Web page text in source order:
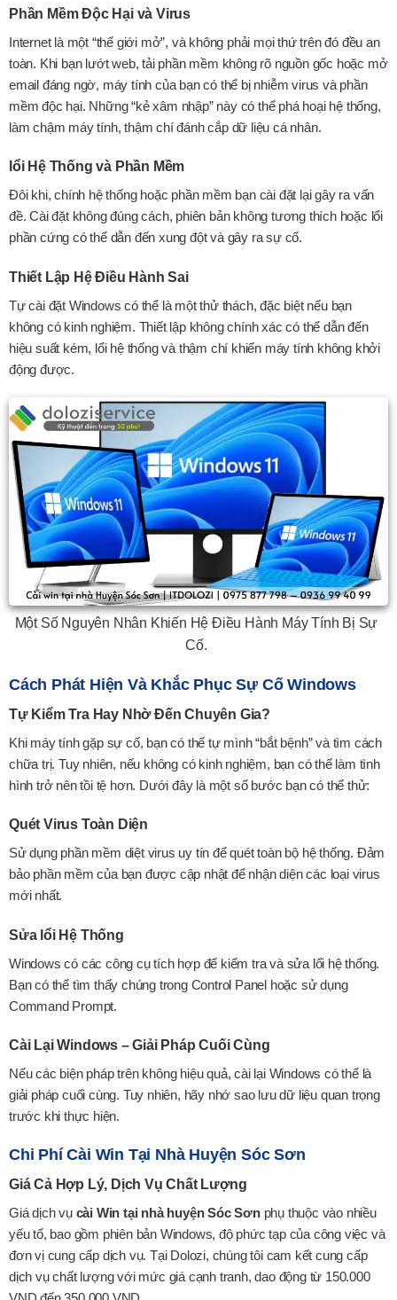
Phần Mềm Độc Hại và Virus
Internet là một “thế giới mở”, và không phải mọi thứ trên đó đều an
toàn. Khi bạn lướt web, tải phần mềm không rõ nguồn gốc hoặc mở
email đáng ngờ, máy tính của bạn có thể bị nhiễm virus và phần
mềm độc hại. Những “kẻ xâm nhập” này có thể phá hoại hệ thống,
làm chậm máy tính, thậm chí đánh cắp dữ liệu cá nhân.
lổi Hệ Thống và Phần Mềm
Đôi khi, chính hệ thống hoặc phần mềm bạn cài đặt lại gây ra vấn
đề. Cài đặt không đúng cách, phiên bản không tương thích hoặc lổi
phần cứng có thể dẫn đến xung đột và gây ra sự cố.
Thiết Lập Hệ Điều Hành Sai
Tự cài đặt Windows có thể là một thử thách, đặc biệt nếu bạn
không có kinh nghiệm. Thiết lập không chính xác có thể dẫn đến
hiệu suất kém, lổi hệ thống và thậm chí khiến máy tính không khởi
động được.
Một Số Nguyên Nhân Khiến Hệ Điều Hành Máy Tính Bị Sự
Cố.
Cách Phát Hiện Và Khắc Phục Sự Cố Windows
Tự Kiểm Tra Hay Nhờ Đến Chuyên Gia?
Khi máy tính gặp sự cố, bạn có thể tự mình “bắt bệnh” và tìm cách
chữa trị. Tuy nhiên, nếu không có kinh nghiệm, bạn có thể làm tình
hình trở nên tồi tệ hơn. Dưới đây là một số bước bạn có thể thử:
Quét Virus Toàn Diện
Sử dụng phần mềm diệt virus uy tín để quét toàn bộ hệ thống. Đảm
bảo phần mềm của bạn được cập nhật để nhận diện các loại virus
mới nhất.
Sửa lổi Hệ Thống
Windows có các công cụ tích hợp để kiểm tra và sửa lổi hệ thống.
Bạn có thể tìm thấy chúng trong Control Panel hoặc sử dụng
Command Prompt.
Cài Lại Windows – Giải Pháp Cuối Cùng
Nếu các biện pháp trên không hiệu quả, cài lại Windows có thể là
giải pháp cuối cùng. Tuy nhiên, hãy nhớ sao lưu dữ liệu quan trọng
trước khi thực hiện.
Chi Phí Cài Win Tại Nhà Huyện Sóc Sơn
Giá Cả Hợp Lý, Dịch Vụ Chất Lượng
Giá dịch vụ cài Win tại nhà huyện Sóc Sơnphụ thuộc vào nhiều
yếu tố, bao gồm phiên bản Windows, độ phức tạp của công việc và
đơn vị cung cấp dịch vụ. Tại Dolozi, chúng tôi cam kết cung cấp
dịch vụ chất lượng với mức giá cạnh tranh, dao động từ 150.000